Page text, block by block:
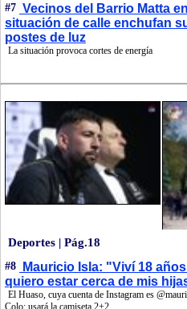
#7 Vecinos del Barrio Matta
situación de calle enchufan
postes de luz
La situación provoca cortes de energía
Deportes | Pág.18
#8
Mauricio Isla: "Viví 18
quiero estar cerca de mis
El Huaso, cuya cuenta de Instagram es
Colo: usará la camiseta 2+2